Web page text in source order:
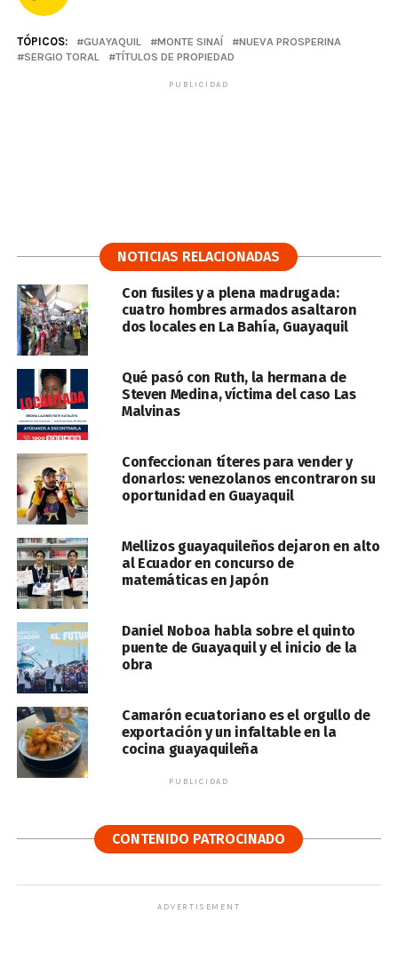
TÓPICOS: GUAYAQUIL MONTE SINAÍ
NUEVA PROSPERINA
SERGIO TORAL
TÍTULOS DE PROPIEDAD
PUBLICIDAD
NOTICIAS RELACIONADAS
Con fusiles y a plena madrugada:
cuatro hombres armados asaltaron
dos locales en La Bahía, Guayaquil
Qué pasó con Ruth, la hermana de
Steven Medina, víctima del caso Las
Malvinas
Confeccionan títeres para vender y
donarlos: venezolanos encontraron su
oportunidad en Guayaquil
Mellizos guayaquileños dejaron en alto
al Ecuador en concurso de
matemáticas en Japón
Daniel Noboa habla sobre el quinto
puente de Guayaquil y el inicio de la
obra
Camarón ecuatoriano es el orgullo de
exportación y un infaltable en la
cocina guayaquileña
PUBLICIDAD
CONTENIDO PATROCINADO
ADVERTISEMENT